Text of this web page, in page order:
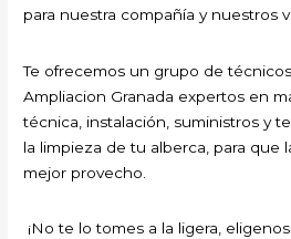
para nuestra compañía y nuestros
Te ofrecemos un grupo de
Ampliacion Granada expertos en
técnica, instalación, suministros y
la limpieza de tu alberca, para que
mejor provecho.
¡No te lo tomes a la ligera, eligenos!